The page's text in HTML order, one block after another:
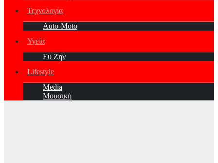
Τεχνολογία
Auto-Moto
Υγεία
Ευ Ζην
Lifestyle
Media
Μουσική